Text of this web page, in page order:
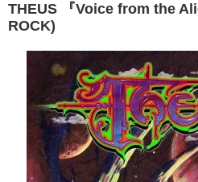
THEUS 『Voice from the
ROCK)